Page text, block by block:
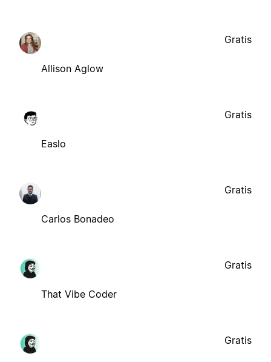
Allison Aglow
Gratis
Easlo
Gratis
Carlos Bonadeo
Gratis
That Vibe Coder
Gratis
Gratis